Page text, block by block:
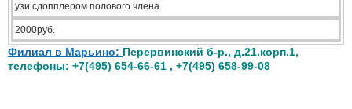
узи сдопплером полового члена
2000руб.
Филиал в Марьино: Перервинский б-р., д.21.корп.1,
телефоны: +7(495) 654-66-61 , +7(495) 658-99-08